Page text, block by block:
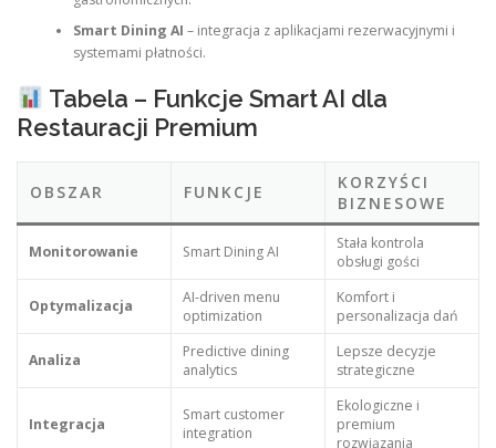
Smart Dining AI – integracja z aplikacjami rezerwacyjnymi i
systemami płatności.
Tabela – Funkcje Smart AI dla
Restauracji Premium
OBSZAR FUNKCJE
KORZYŚCI
BIZNESOWE
Monitorowanie Smart Dining AI
Stała kontrola
obsługi gości
Optymalizacja
AI-driven menu
optimization
Komfort i
personalizacja dań
Analiza
Predictive dining
analytics
Lepsze decyzje
strategiczne
Integracja
Smart customer
integration
Ekologiczne i
premium
rozwiązania